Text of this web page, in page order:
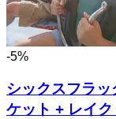
-5%
シックスフラ
ケット + レイ